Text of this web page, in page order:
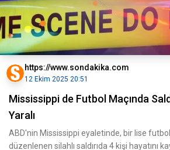
https://www.sondakika.com
12 Ekim 2025 20:51
Mississippi de Futbol Maçında
Yaralı
ABD'nin Mississippi eyaletinde, bir lise futbol
düzenlenen silahlı saldırıda 4 kişi hayatını